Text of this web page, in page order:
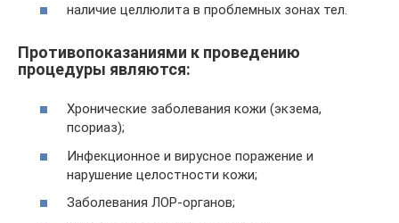
наличие целлюлита в проблемных зонах тел.
Противопоказаниями к проведению
процедуры являются:
Хронические заболевания кожи (экзема,
псориаз);
Инфекционное и вирусное поражение и
нарушение целостности кожи;
Заболевания ЛОР-органов;